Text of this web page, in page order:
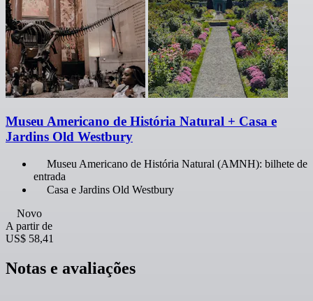
Museu Americano de História Natural + Casa e
Jardins Old Westbury
Museu Americano de História Natural (AMNH): bilhete de
entrada
Casa e Jardins Old Westbury
Novo
A partir de
US$ 58,41
Notas e avaliações